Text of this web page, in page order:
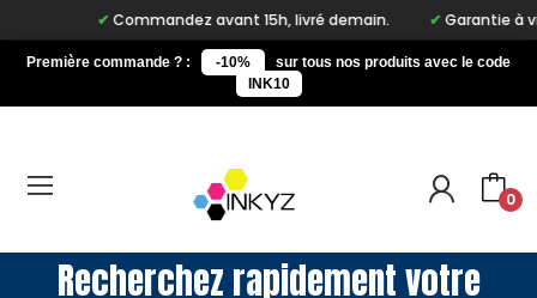
Commandez avant 15h, livré demain. Garantie à vie
Première commande ? : -10%
sur tous nos produits avec le code
INK10
0
Recherchez rapidement votre